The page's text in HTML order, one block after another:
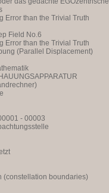
Error than the Trivial Truth
Field No.6
Error than the Trivial Truth
(Parallel Displacement)
- 00003
(constellation boundaries)